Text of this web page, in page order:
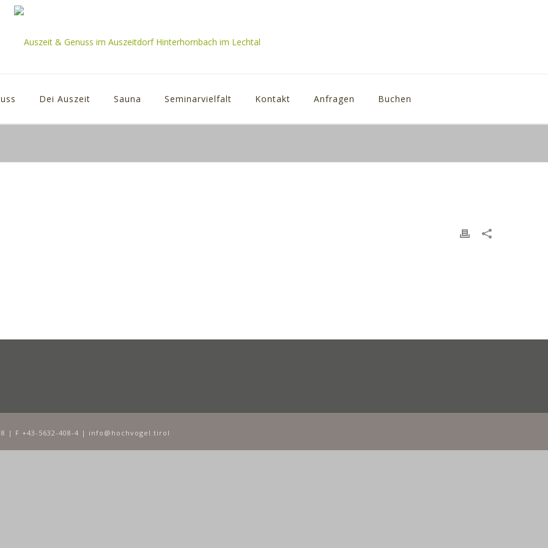
Dei Auszeit Sauna Seminarvielfalt Kontakt Anfragen Buchen
| F +43-5632-408-4 | info@hochvogel.tirol